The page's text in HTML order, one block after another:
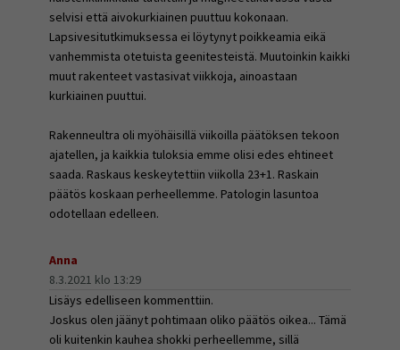
selvisi että aivokurkiainen puuttuu kokonaan.
Lapsivesitutkimuksessa ei löytynyt poikkeamia eikä
vanhemmista otetuista geenitesteistä. Muutoinkin kaikki
muut rakenteet vastasivat viikkoja, ainoastaan
kurkiainen puuttui.
Rakenneultra oli myöhäisillä viikoilla päätöksen tekoon
ajatellen, ja kaikkia tuloksia emme olisi edes ehtineet
saada. Raskaus keskeytettiin viikolla 23+1. Raskain
päätös koskaan perheellemme. Patologin lasuntoa
odotellaan edelleen.
Anna
8.3.2021 klo 13:29
Lisäys edelliseen kommenttiin.
Joskus olen jäänyt pohtimaan oliko päätös oikea... Tämä
oli kuitenkin kauhea shokki perheellemme, sillä